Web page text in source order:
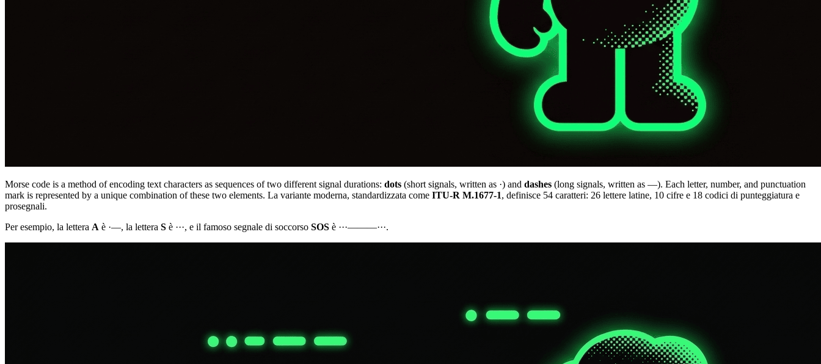
Morse code is a method of encoding text characters as sequences of two different signal durations: dots (short signals, written as ·) and dashes (long signals, written as —). Each letter, number, and punctuation
mark is represented by a unique combination of these two elements. La variante moderna, standardizzata come ITU-R M.1677-1, definisce 54 caratteri: 26 lettere latine, 10 cifre e 18 codici di punteggiatura e
prosegnali.
Per esempio, la lettera A è ·—, la lettera S è ···, e il famoso segnale di soccorso SOS è ···———···.